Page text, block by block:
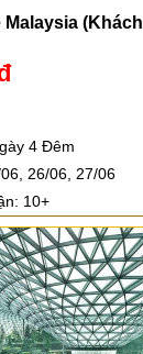
4 Đêm
26/06, 27/06
10+